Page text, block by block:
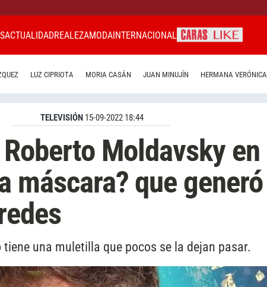
ACTUALIDADREALEZAMODAINTERNACIONAL
LUZ CIPRIOTA MORIA CASÁN JUAN MINUJÍN HERMANA VERÓNICA
TELEVISIÓN 15-09-2022 18:44
Moldavsky en
máscara? que generó
una muletilla que pocos se la dejan pasar.